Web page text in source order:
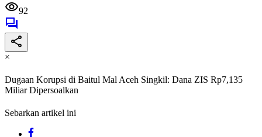
92
×
Dugaan Korupsi di Baitul Mal Aceh Singkil: Dana ZIS Rp7,135
Miliar Dipersoalkan
Sebarkan artikel ini